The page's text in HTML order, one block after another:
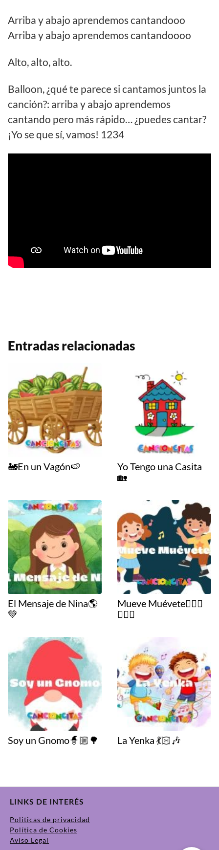
Arriba y abajo aprendemos cantandooo
Arriba y abajo aprendemos cantandoooo
Alto, alto, alto.
Balloon, ¿qué te parece si cantamos juntos la
canción?: arriba y abajo aprendemos
cantando pero más rápido… ¿puedes cantar?
¡Yo se que sí, vamos! 1234
Entradas relacionadas
🚂En un Vagón🍉
Yo Tengo una Casita
🏡
El Mensaje de Nina🌎
💚
Mueve Muévete🤸🏼‍♀️
🏌🏻‍♂️
Soy un Gnomo🧙🏼🌳 La Yenka 💃🏻🎶
LINKS DE INTERÉS
Politicas de privacidad
Política de Cookies
Aviso Legal